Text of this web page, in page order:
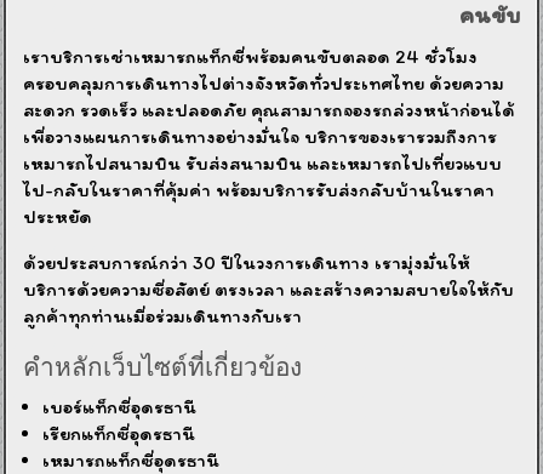
คนขับ
เราบริการเช่าเหมารถแท็กซี่พร้อมคนขับตลอด 24 ชั่วโมง
ครอบคลุมการเดินทางไปต่างจังหวัดทั่วประเทศไทย ด้วยความ
สะดวก รวดเร็ว และปลอดภัย คุณสามารถจองรถล่วงหน้าก่อนได้
เพื่อวางแผนการเดินทางอย่างมั่นใจ บริการของเรารวมถึงการ
เหมารถไปสนามบิน รับส่งสนามบิน และเหมารถไปเที่ยวแบบ
ไป-กลับในราคาที่คุ้มค่า พร้อมบริการรับส่งกลับบ้านในราคา
ประหยัด
ด้วยประสบการณ์กว่า 30 ปีในวงการเดินทาง เรามุ่งมั่นให้
บริการด้วยความซื่อสัตย์ ตรงเวลา และสร้างความสบายใจให้กับ
ลูกค้าทุกท่านเมื่อร่วมเดินทางกับเรา
คำหลักเว็บไซต์ที่เกี่ยวข้อง
เบอร์แท็กซี่อุดรธานี
เรียกแท็กซี่อุดรธานี
เหมารถแท็กซี่อุดรธานี